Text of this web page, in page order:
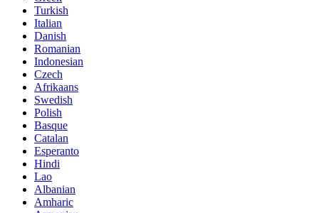
Turkish
Italian
Danish
Romanian
Indonesian
Czech
Afrikaans
Swedish
Polish
Basque
Catalan
Esperanto
Hindi
Lao
Albanian
Amharic